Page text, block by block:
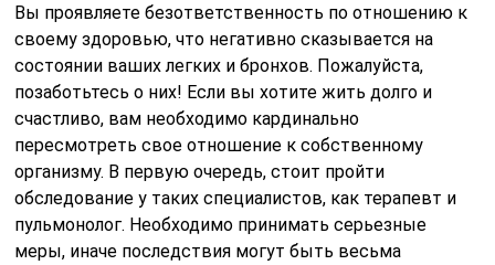
Вы проявляете безответственность по отношению к
своему здоровью, что негативно сказывается на
состоянии ваших легких и бронхов. Пожалуйста,
позаботьтесь о них! Если вы хотите жить долго и
счастливо, вам необходимо кардинально
пересмотреть свое отношение к собственному
организму. В первую очередь, стоит пройти
обследование у таких специалистов, как терапевт и
пульмонолог. Необходимо принимать серьезные
меры, иначе последствия могут быть весьма